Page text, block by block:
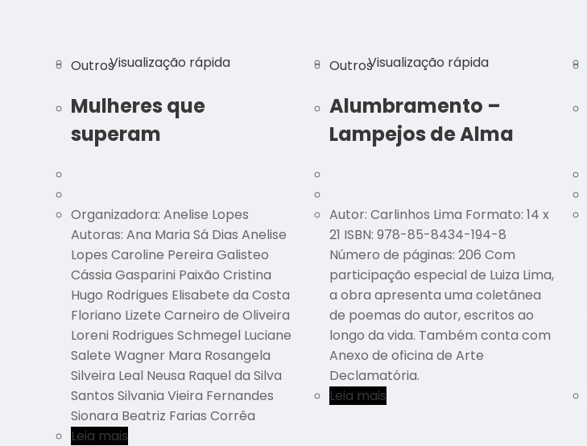
Visualização rápida
Outros
Mulheres que
superam
Organizadora: Anelise Lopes
Autoras: Ana Maria Sá Dias Anelise
Lopes Caroline Pereira Galisteo
Cássia Gasparini Paixão Cristina
Hugo Rodrigues Elisabete da Costa
Floriano Lizete Carneiro de Oliveira
Loreni Rodrigues Schmegel Luciane
Salete Wagner Mara Rosangela
Silveira Leal Neusa Raquel da Silva
Santos Silvania Vieira Fernandes
Sionara Beatriz Farias Corrêa
Leia mais
Visualização rápida
Outros
Alumbramento –
Lampejos de Alma
Autor: Carlinhos Lima Formato: 14 x
21 ISBN: 978-85-8434-194-8
Número de páginas: 206 Com
participação especial de Luiza Lima,
a obra apresenta uma coletânea
de poemas do autor, escritos ao
longo da vida. Também conta com
Anexo de oficina de Arte
Declamatória.
Leia mais